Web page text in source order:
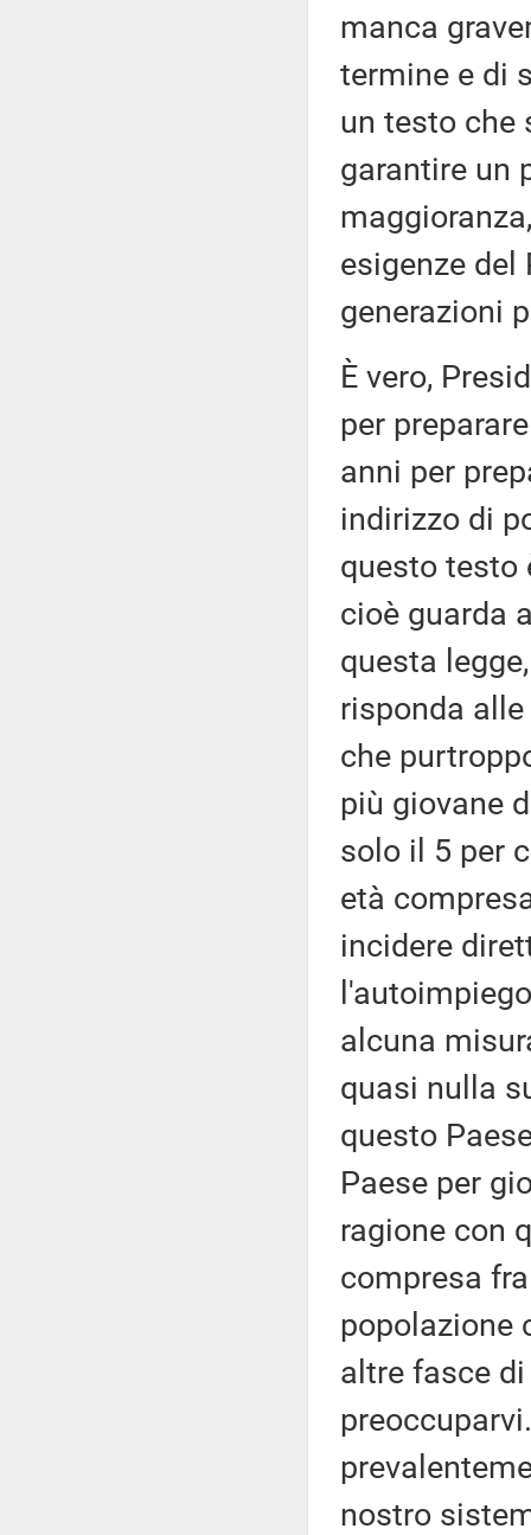
manca
termine e di
un testo che
garantire un
esigenze del
generazioni
È vero,
per
anni per
indirizzo di
questo testo
cioè guarda
questa
risponda
che
più giovane
solo il 5 per
età
incidere
alcuna
quasi nulla
questo
Paese per
ragione con
compresa
popolazione
altre fasce
nostro